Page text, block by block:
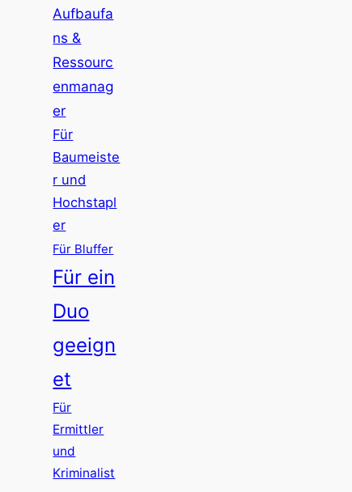
Aufbaufa
ns &
Ressourc
enmanag
er
Für
Baumeiste
r und
Hochstapl
er
Für Bluffer
Für ein
Duo
geeign
et
Für
Ermittler
und
Kriminalist